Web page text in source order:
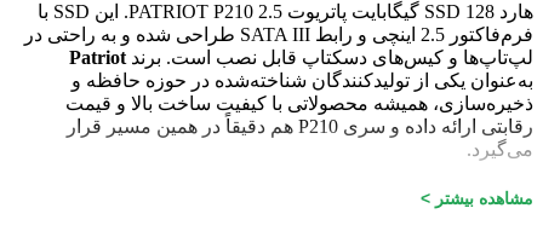
هارد SSD 128 گیگابایت پاتریوت PATRIOT P210 2.5. این SSD با
فرم‌فاکتور 2.5 اینچی و رابط SATA III طراحی شده و به راحتی در
لپ‌تاپ‌ها و کیس‌های دسکتاپ قابل نصب است. برند Patriot
به‌عنوان یکی از تولیدکنندگان شناخته‌شده در حوزه حافظه و
ذخیره‌سازی، همیشه محصولاتی با کیفیت ساخت بالا و قیمت
رقابتی ارائه داده و سری P210 هم دقیقاً در همین مسیر قرار
می‌گیرد.
مشخصات فنی
مشاهده بیشتر >